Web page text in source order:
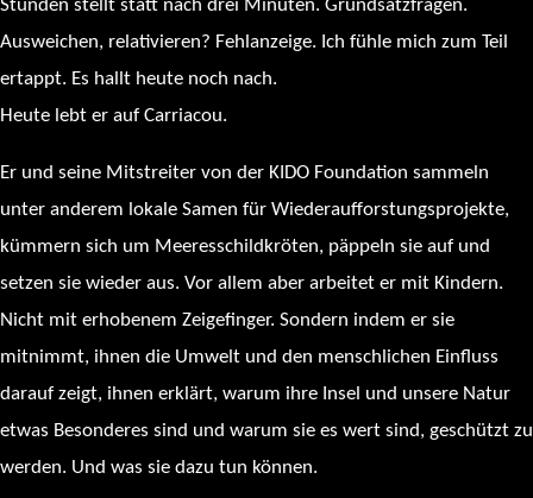
Stunden stellt statt nach drei Minuten. Grundsatzfragen.
Ausweichen, relativieren? Fehlanzeige. Ich fühle mich zum Teil
ertappt. Es hallt heute noch nach.
Heute lebt er auf Carriacou.
Er und seine Mitstreiter von der KIDO Foundation sammeln
unter anderem lokale Samen für Wiederaufforstungsprojekte,
kümmern sich um Meeresschildkröten, päppeln sie auf und
setzen sie wieder aus. Vor allem aber arbeitet er mit Kindern.
Nicht mit erhobenem Zeigefinger. Sondern indem er sie
mitnimmt, ihnen die Umwelt und den menschlichen Einfluss
darauf zeigt, ihnen erklärt, warum ihre Insel und unsere Natur
etwas Besonderes sind und warum sie es wert sind, geschützt zu
werden. Und was sie dazu tun können.